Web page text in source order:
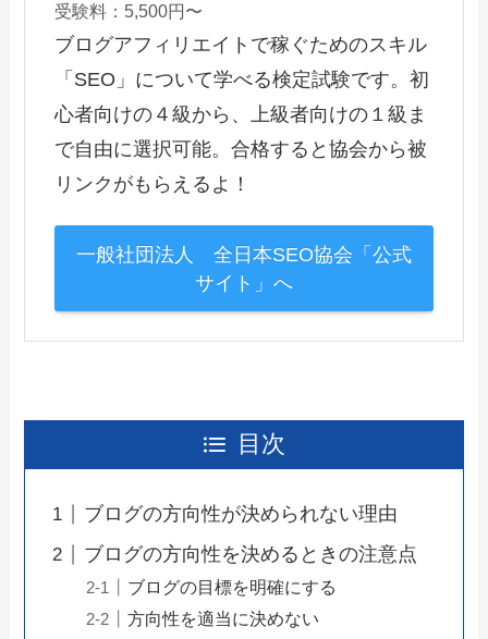
受験料：5,500円〜
ブログアフィリエイトで稼ぐためのスキル
「SEO」について学べる検定試験です。初
心者向けの４級から、上級者向けの１級ま
で自由に選択可能。合格すると協会から被
リンクがもらえるよ！
一般社団法人 全日本SEO協会「公式
サイト」へ
目次
ブログの方向性が決められない理由
ブログの方向性を決めるときの注意点
ブログの目標を明確にする
方向性を適当に決めない